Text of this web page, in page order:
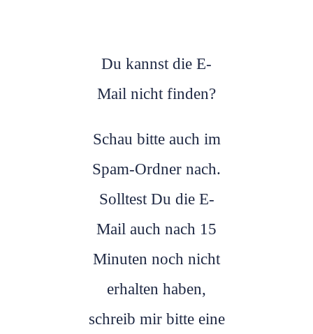
Du kannst die E-
Mail nicht finden?
Schau bitte auch im
Spam-Ordner nach.
Solltest Du die E-
Mail auch nach 15
Minuten noch nicht
erhalten haben,
schreib mir bitte eine